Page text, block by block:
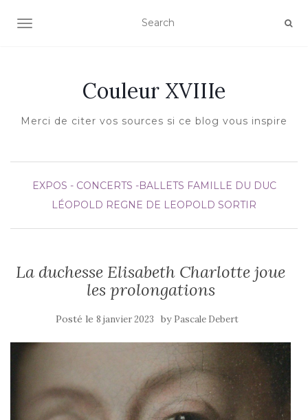
AFFICHER/MASQUER LA NAVIGATION
Couleur XVIIIe
Merci de citer vos sources si ce blog vous inspire
EXPOS - CONCERTS -BALLETS FAMILLE DU DUC
LÉOPOLD REGNE DE LEOPOLD SORTIR
La duchesse Elisabeth Charlotte joue
les prolongations
Posté le 8 janvier 2023 by Pascale Debert